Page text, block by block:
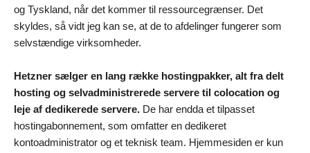
og Tyskland, når det kommer til ressourcegrænser. Det
skyldes, så vidt jeg kan se, at de to afdelinger fungerer som
selvstændige virksomheder.
Hetzner sælger en lang række hostingpakker, alt fra delt
hosting og selvadministrerede servere til colocation og
leje af dedikerede servere. De har endda et tilpasset
hostingabonnement, som omfatter en dedikeret
kontoadministrator og et teknisk team. Hjemmesiden er kun